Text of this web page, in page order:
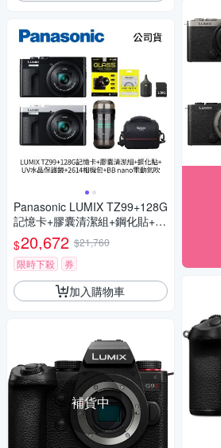
Panasonic LUMIX TZ99+128G
記憶卡+膠囊清潔組+鋼化貼+水
晶保護鏡+2614相機包+NITEC
ORE BB nano 迷你電動氣吹
(公司貨)
$20,672 $21,760
限時下殺
券
加入購物車
補貨中